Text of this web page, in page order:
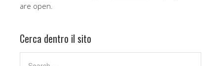
are open.
Cerca dentro il sito